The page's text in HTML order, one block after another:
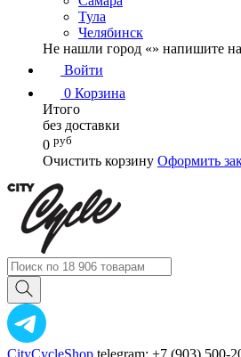
Тула
Челябинск
Не нашли город «» напишите
Войти
0 Корзина
Итого
без доставки
0 руб
Очистить корзину Оформить